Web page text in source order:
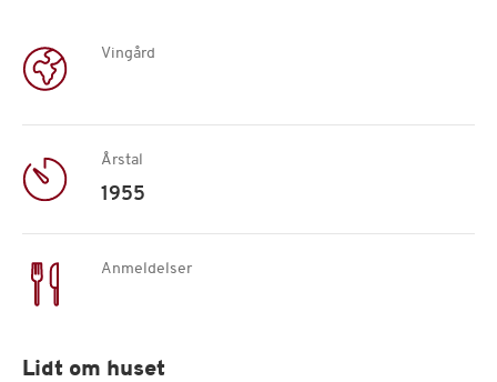
Vingård
Årstal
1955
Anmeldelser
Lidt om huset